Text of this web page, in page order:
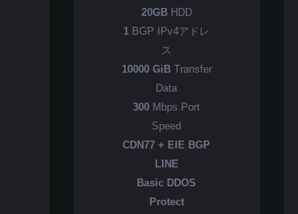
20GBHDD
1 BGP IPv4アドレ
ス
10000 GiBTransfer
Data
300 Mbps Port
Speed
CDN77 + EIE BGP
LINE
Basic DDOS
Protect